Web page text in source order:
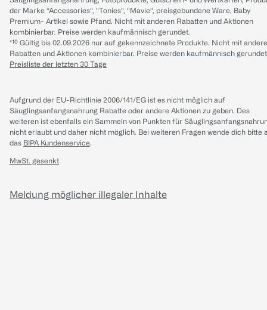
der Marke “Accessories“, “Tonies“, “Mavie“, preisgebundene Ware, Baby
Premium- Artikel sowie Pfand. Nicht mit anderen Rabatten und Aktionen
kombinierbar. Preise werden kaufmännisch gerundet.
*¹⁰ Gültig bis 02.09.2026 nur auf gekennzeichnete Produkte. Nicht mit
Rabatten und Aktionen kombinierbar. Preise werden kaufmännisch
Preisliste der letzten 30 Tage
Aufgrund der EU-Richtlinie 2006/141/EG ist es nicht möglich auf
Säuglingsanfangsnahrung Rabatte oder andere Aktionen zu geben. Des
weiteren ist ebenfalls ein Sammeln von Punkten für
nicht erlaubt und daher nicht möglich. Bei weiteren Fragen wende dich bitte
das BIPA Kundenservice.
MwSt. gesenkt
Meldung möglicher illegaler Inhalte